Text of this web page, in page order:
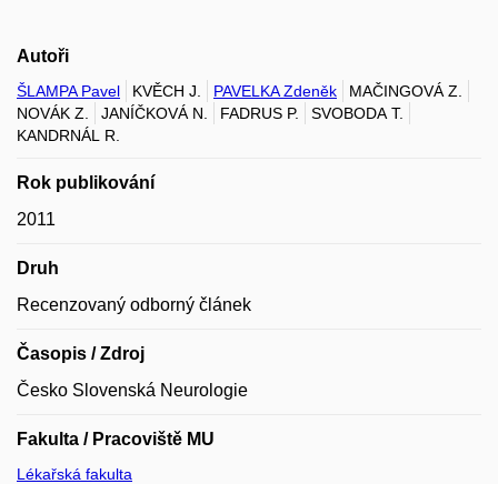
Autoři
ŠLAMPA Pavel KVĚCH J. PAVELKA Zdeněk
MAČINGOVÁ Z.
NOVÁK Z.
JANÍČKOVÁ N. FADRUS P.
SVOBODA T.
KANDRNÁL R.
Rok publikování
2011
Druh
Recenzovaný odborný článek
Časopis / Zdroj
Česko Slovenská Neurologie
Fakulta / Pracoviště MU
Lékařská fakulta